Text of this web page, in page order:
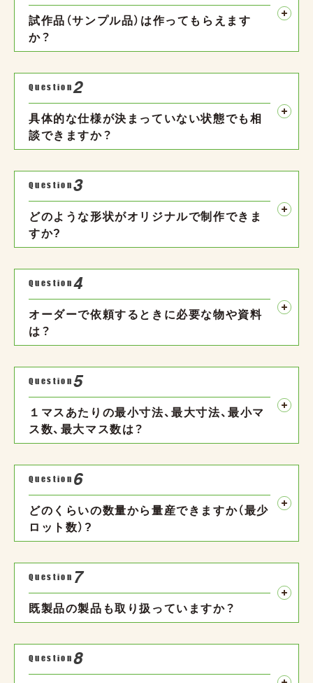
試作品（サンプル品）は作ってもらえます
か？
Question2
具体的な仕様が決まっていない状態でも相
談できますか？
Question 3
どのような形状がオリジナルで制作できま
すか?
Question 4
オーダーで依頼するときに必要な物や資料
は？
Question 5
１マスあたりの最小寸法、最大寸法、最小マ
ス数、最大マス数は？
Question 6
どのくらいの数量から量産できますか（最少
ロット数）?
Question 7
既製品の製品も取り扱っていますか？
Question 8